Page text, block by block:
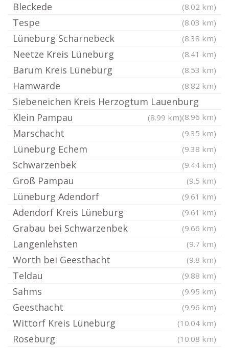
Bleckede (8.02 km)
Tespe (8.03 km)
Lüneburg Scharnebeck (8.38 km)
Neetze Kreis Lüneburg (8.41 km)
Barum Kreis Lüneburg (8.53 km)
Hamwarde (8.82 km)
Siebeneichen Kreis Herzogtum Lauenburg
(8.96 km)
Klein Pampau (8.99 km)
Marschacht (9.35 km)
Lüneburg Echem (9.38 km)
Schwarzenbek (9.44 km)
Groß Pampau (9.5 km)
Lüneburg Adendorf (9.61 km)
Adendorf Kreis Lüneburg (9.61 km)
Grabau bei Schwarzenbek (9.66 km)
Langenlehsten (9.7 km)
Worth bei Geesthacht (9.8 km)
Teldau (9.88 km)
Sahms (9.95 km)
Geesthacht (9.96 km)
Wittorf Kreis Lüneburg (10.04 km)
Roseburg (10.08 km)